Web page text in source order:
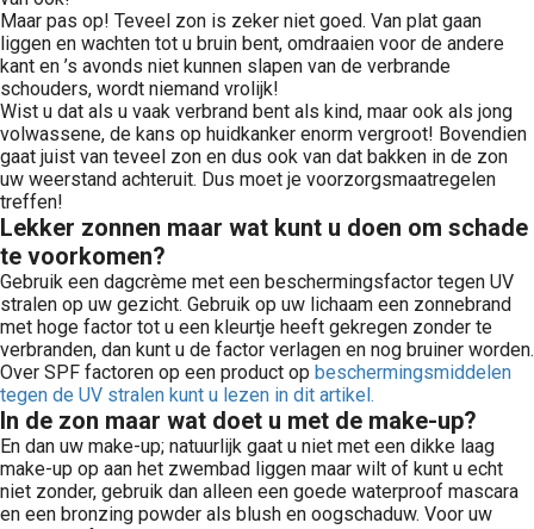
Maar pas op! Teveel zon is zeker niet goed. Van plat gaan
liggen en wachten tot u bruin bent, omdraaien voor de andere
kant en ’s avonds niet kunnen slapen van de verbrande
schouders, wordt niemand vrolijk!
Wist u dat als u vaak verbrand bent als kind, maar ook als jong
volwassene, de kans op huidkanker enorm vergroot! Bovendien
gaat juist van teveel zon en dus ook van dat bakken in de zon
uw weerstand achteruit. Dus moet je voorzorgsmaatregelen
treffen!
Lekker zonnen maar wat kunt u doen om schade
te voorkomen?
Gebruik een dagcrème met een beschermingsfactor tegen UV
stralen op uw gezicht. Gebruik op uw lichaam een zonnebrand
met hoge factor tot u een kleurtje heeft gekregen zonder te
verbranden, dan kunt u de factor verlagen en nog bruiner worden.
Over SPF factoren op een product op beschermingsmiddelen
tegen de UV stralen kunt u lezen in dit artikel.
In de zon maar wat doet u met de make-up?
En dan uw make-up; natuurlijk gaat u niet met een dikke laag
make-up op aan het zwembad liggen maar wilt of kunt u echt
niet zonder, gebruik dan alleen een goede waterproof mascara
en een bronzing powder als blush en oogschaduw. Voor uw